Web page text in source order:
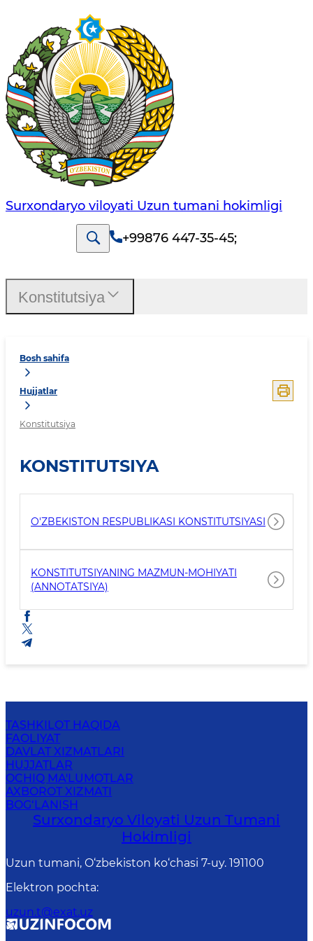
Surxondaryo viloyati Uzun tumani hokimligi
+99876 447-35-45;
Bosh sahifa
Hujjatlar
Konstitutsiya
KONSTITUTSIYA
O'ZBEKISTON RESPUBLIKASI KONSTITUTSIYASI
KONSTITUTSIYANING MAZMUN-MOHIYATI
(ANNOTATSIYA)
Konstitutsiya
TASHKILOT HAQIDA
FAOLIYAT
DAVLAT XIZMATLARI
HUJJATLAR
OCHIQ MA'LUMOTLAR
AXBOROT XIZMATI
BOG‘LANISH
Surxondaryo Viloyati Uzun Tumani
Hokimligi
Uzun tumani, O‘zbekiston ko‘chasi 7-uy. 191100
Elektron pochta:
uzun.t@exat.uz